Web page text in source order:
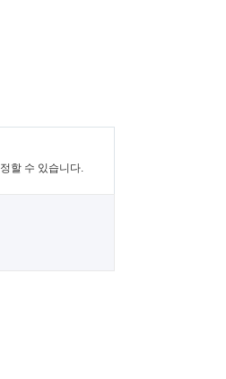
할 수 있습니다.